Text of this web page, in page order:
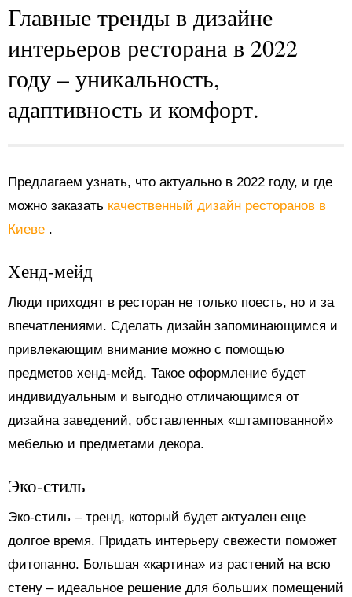
Главные тренды в дизайне
интерьеров ресторана в 2022
году – уникальность,
адаптивность и комфорт.
Предлагаем узнать, что актуально в 2022 году, и где
можно заказать качественный дизайн ресторанов в
Киеве .
Хенд-мейд
Люди приходят в ресторан не только поесть, но и за
впечатлениями. Сделать дизайн запоминающимся и
привлекающим внимание можно с помощью
предметов хенд-мейд. Такое оформление будет
индивидуальным и выгодно отличающимся от
дизайна заведений, обставленных «штампованной»
мебелью и предметами декора.
Эко-стиль
Эко-стиль ‒ тренд, который будет актуален еще
долгое время. Придать интерьеру свежести поможет
фитопанно. Большая «картина» из растений на всю
стену ‒ идеальное решение для больших помещений